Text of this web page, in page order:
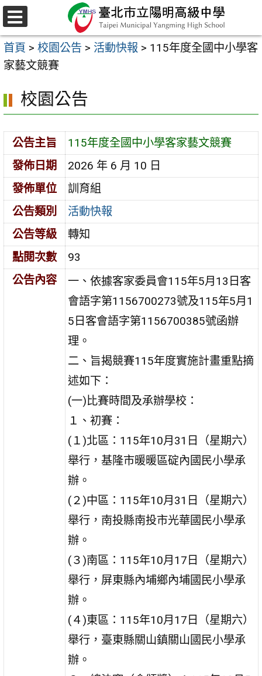
跳
至
主
要
容
區
選
單
首頁 > 校園公告 > 活動快報 > 115年度全國中小學客
家藝文競賽
校園公告
公告主旨
115年度全國中小學客家藝文競賽
發佈日期
2026 年 6 月 10 日
發佈單位
訓育組
公告類別
活動快報
公告等級
轉知
點閱次數
93
公告內容
一、依據客家委員會115年5月13日客
會語字第1156700273號及115年5月1
5日客會語字第1156700385號函辦
理。
二、旨揭競賽115年度實施計畫重點摘
述如下：
(一)比賽時間及承辦學校：
１、初賽：
(１)北區：115年10月31日（星期六）
舉行，基隆市暖暖區碇內國民小學承
辦。
(２)中區：115年10月31日（星期六）
舉行，南投縣南投市光華國民小學承
辦。
(３)南區：115年10月17日（星期六）
舉行，屏東縣內埔鄉內埔國民小學承
辦。
(４)東區：115年10月17日（星期六）
舉行，臺東縣關山鎮關山國民小學承
辦。